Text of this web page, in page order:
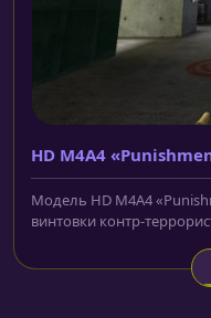
HD M4A4
Модель HD M4A4
винтовки контр-